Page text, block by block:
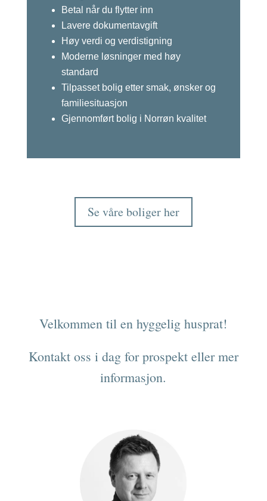
Betal når du flytter inn
Lavere dokumentavgift
Høy verdi og verdistigning
Moderne løsninger med høy
standard
Tilpasset bolig etter smak, ønsker og
familiesituasjon
Gjennomført bolig i Norrøn kvalitet
Se våre boliger her
Velkommen til en hyggelig husprat!
Kontakt oss i dag for prospekt eller mer
informasjon.